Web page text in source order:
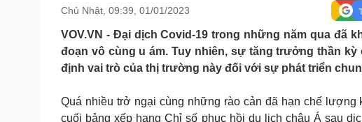
Pháp luật
Vụ án
Tin nóng
Quân sự - Quốc phòng
Vũ khí
Việt Nam
Thể
Chủ Nhật, 09:39, 01/01/2023
VOV.VN - Đại dịch Covid-19 trong những năm qua đã
đoạn vô cùng u ám. Tuy nhiên, sự tăng trưởng thần
định vai trò của thị trường này đối với sự phát triển
Quá nhiều trở ngại cùng những rào cản đã hạn chế
cuối bảng xếp hạng Chỉ số phục hồi du lịch châu Á sau